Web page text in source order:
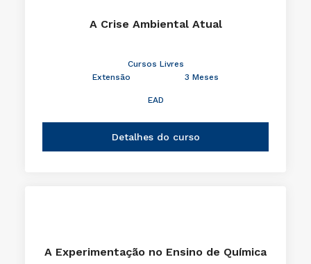
A Crise Ambiental Atual
Cursos Livres
Extensão
3 Meses
EAD
Detalhes do curso
A Experimentação no Ensino de Química